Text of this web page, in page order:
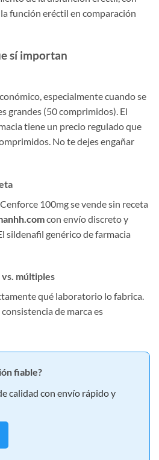
función eréctil en comparación
sí importan
especialmente cuando se
grandes (50 comprimidos). El
tiene un precio regulado que
No te dejes engañar
100mg se vende sin receta
con envío discreto y
sildenafil genérico de farmacia
múltiples
qué laboratorio lo fabrica.
de marca es
fiable?
calidad con envío rápido y